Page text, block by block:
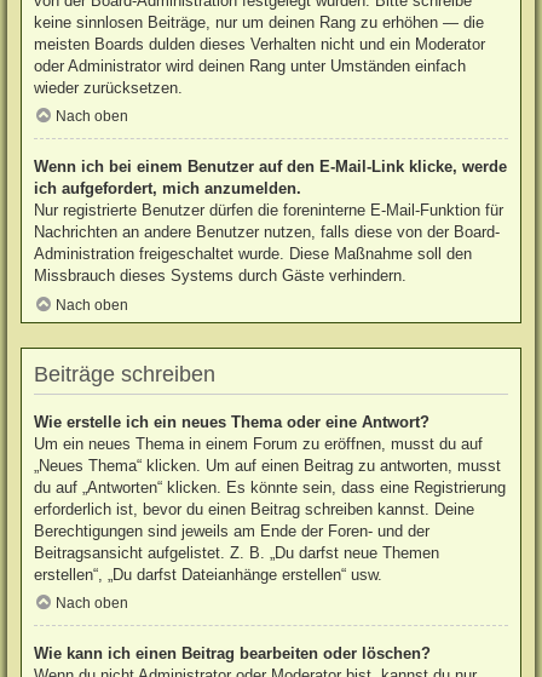
keine sinnlosen Beiträge, nur um deinen Rang zu erhöhen — die
meisten Boards dulden dieses Verhalten nicht und ein Moderator
oder Administrator wird deinen Rang unter Umständen einfach
wieder zurücksetzen.
Nach oben
Wenn ich bei einem Benutzer auf den E-Mail-Link klicke, werde
ich aufgefordert, mich anzumelden.
Nur registrierte Benutzer dürfen die foreninterne E-Mail-Funktion für
Nachrichten an andere Benutzer nutzen, falls diese von der Board-
Administration freigeschaltet wurde. Diese Maßnahme soll den
Missbrauch dieses Systems durch Gäste verhindern.
Nach oben
Beiträge schreiben
Wie erstelle ich ein neues Thema oder eine Antwort?
Um ein neues Thema in einem Forum zu eröffnen, musst du auf
„Neues Thema“ klicken. Um auf einen Beitrag zu antworten, musst
du auf „Antworten“ klicken. Es könnte sein, dass eine Registrierung
erforderlich ist, bevor du einen Beitrag schreiben kannst. Deine
Berechtigungen sind jeweils am Ende der Foren- und der
Beitragsansicht aufgelistet. Z. B. „Du darfst neue Themen
erstellen“, „Du darfst Dateianhänge erstellen“ usw.
Nach oben
Wie kann ich einen Beitrag bearbeiten oder löschen?